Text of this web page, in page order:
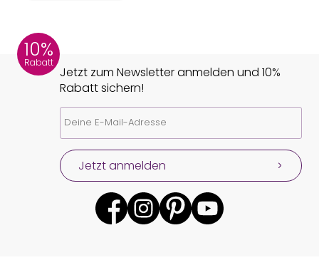
10%
Rabatt
Jetzt zum Newsletter anmelden und 10%
Rabatt sichern!
Jetzt anmelden